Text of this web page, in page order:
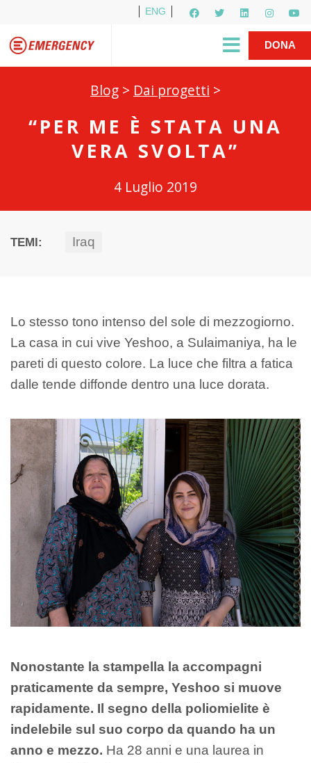
ENG
R1PUD1A
DONA
Blog > Dai progetti >
“PER ME È STATA UNA
VERA SVOLTA”
4 Luglio 2019
TEMI: Iraq
Lo stesso tono intenso del sole di mezzogiorno.
La casa in cui vive Yeshoo, a Sulaimaniya, ha le
pareti di questo colore. La luce che filtra a fatica
dalle tende diffonde dentro una luce dorata.
Nonostante la stampella la accompagni
praticamente da sempre, Yeshoo si muove
rapidamente. Il segno della poliomielite è
indelebile sul suo corpo da quando ha un
anno e mezzo. Ha 28 anni e una laurea in